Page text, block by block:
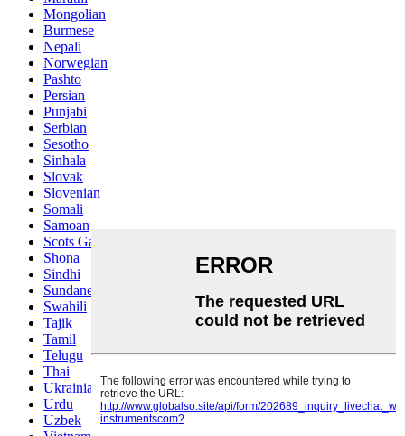
Mongolian
Burmese
Nepali
Norwegian
Pashto
Persian
Punjabi
Serbian
Sesotho
Sinhala
Slovak
Slovenian
Somali
Samoan
Scots Gaelic
Shona
Sindhi
Sundanese
Swahili
Tajik
Tamil
Telugu
Thai
Ukrainian
Urdu
Uzbek